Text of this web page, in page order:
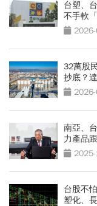
台塑、
不手軟
年？
32萬股
抄底？
快落跑
南亞、
力產品
台股不
塑化、